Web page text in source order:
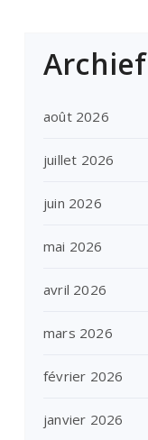
Archief
août 2026
juillet 2026
juin 2026
mai 2026
avril 2026
mars 2026
février 2026
janvier 2026